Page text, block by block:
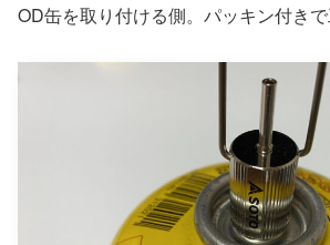
OD缶を取り付ける側。パッキン付きで